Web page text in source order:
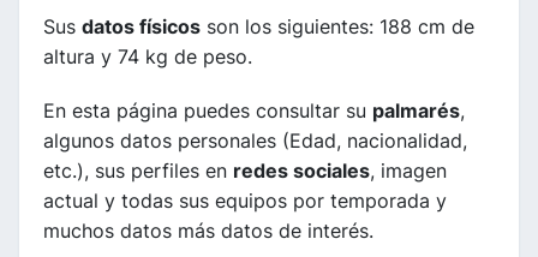
Sus datos físicos son los siguientes: 188 cm de
altura y 74 kg de peso.
En esta página puedes consultar su palmarés,
algunos datos personales (Edad, nacionalidad,
etc.), sus perfiles en redes sociales, imagen
actual y todas sus equipos por temporada y
muchos datos más datos de interés.